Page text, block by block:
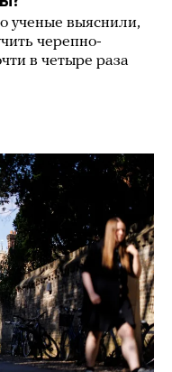
ученые выяснили,
черепно-
в четыре раза